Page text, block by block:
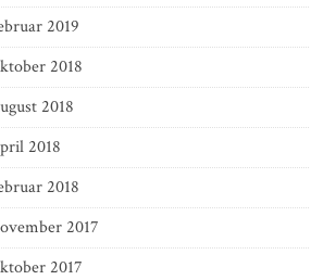
2019
2018
2018
2018
2018
2017
2017